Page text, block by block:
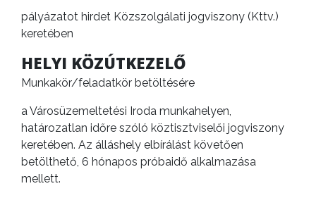
VÁROSUNKRÓL
LAKOSSÁGI
INFORMÁCIÓK
HASZNOS
KVÍZ
pályázatot hirdet Közszolgálati jogviszony (Kttv.)
keretében
HELYI KÖZÚTKEZELŐ
Munkakör/feladatkör betöltésére
a Városüzemeltetési Iroda munkahelyen,
határozatlan időre szóló köztisztviselői jogviszony
keretében. Az álláshely elbírálást követően
betölthető, 6 hónapos próbaidő alkalmazása
mellett.